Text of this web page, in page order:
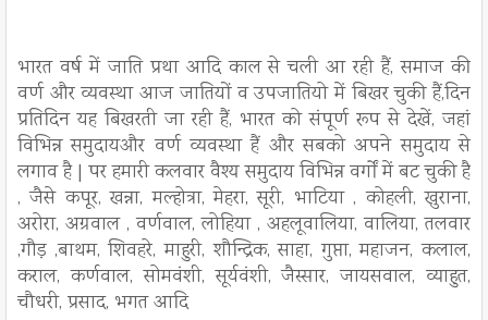
भारत वर्ष में जाति प्रथा आदि काल से चली आ रही हैं, समाज की
वर्ण और व्यवस्था आज जातियों व उपजातियो में बिखर चुकी हैं,दिन
प्रतिदिन यह बिखरती जा रही हैं, भारत को संपूर्ण रूप से देखें, जहां
विभिन्न समुदायऔर वर्ण व्यवस्था हैं और सबको अपने समुदाय से
लगाव है | पर हमारी कलवार वैश्य समुदाय विभिन्न वर्गों में बट चुकी है
, जैसे कपूर, खन्ना, मल्होत्रा, मेहरा, सूरी, भाटिया , कोहली, खुराना,
अरोरा, अग्रवाल , वर्णवाल, लोहिया , अहलूवालिया, वालिया, तलवार
,गौड़ ,बाथम, शिवहरे, माहुरी, शौन्द्रिक, साहा, गुप्ता, महाजन, कलाल,
कराल, कर्णवाल, सोमवंशी, सूर्यवंशी, जैस्सार, जायसवाल, व्याहुत,
चौधरी, प्रसाद, भगत आदि